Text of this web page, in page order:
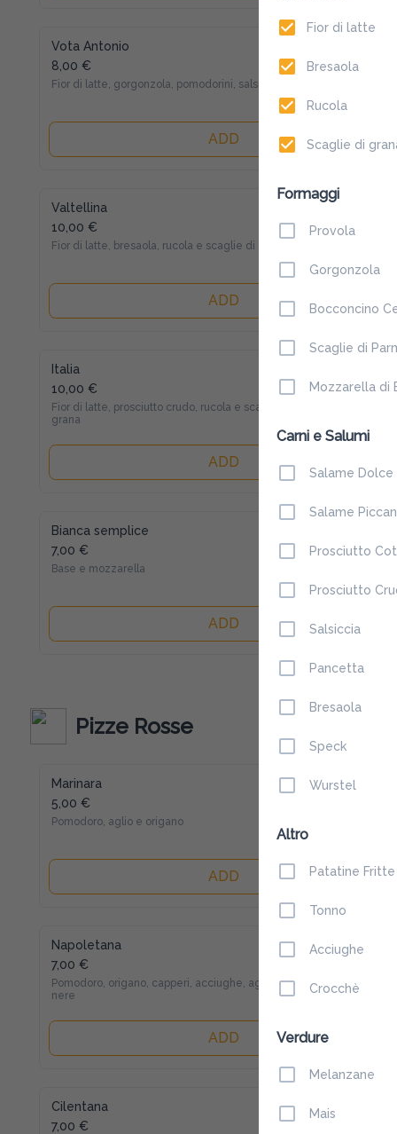
Vota Antonio
8,00 €
Fior di latte, gorgonzola, pomodorini, salsiccia
ADD
Valtellina
10,00 €
Fior di latte, bresaola, rucola e scaglie di grana
ADD
Italia
10,00 €
Fior di latte, prosciutto crudo, rucola e scaglie di
grana
ADD
Bianca semplice
7,00 €
Base e mozzarella
ADD
Pizze Rosse
Marinara
5,00 €
Pomodoro, aglio e origano
ADD
Napoletana
7,00 €
Pomodoro, origano, capperi, acciughe, aglio e olive
nere
ADD
Cilentana
7,00 €
Fior di latte
Bresaola
Rucola
Scaglie di
Formaggi
Provola
Gorgonzola
Bocconcino
Scaglie di
Mozzarella di
Carni e Salumi
Salame Dolce
Salame
Prosciutto
Prosciutto
Salsiccia
Pancetta
Bresaola
Speck
Wurstel
Altro
Patatine Fritte
Tonno
Acciughe
Crocchè
Verdure
Melanzane
Mais